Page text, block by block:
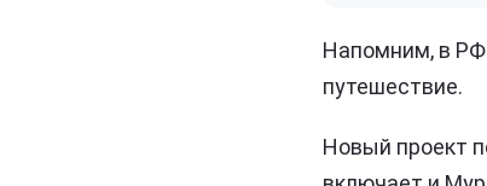
Напомним, в РФ
путешествие.
Новый проект